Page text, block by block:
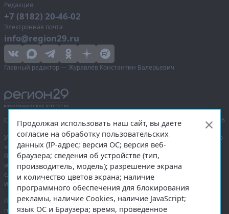
Редакция
+7 (8182) 20-46-02
Электронная почта
info@region29.ru
Главный редактор — Журавлёв Константин Валерьевич
Сетевое издание «Информационное агентство Регион 29»,
© 2016–2026
Учредитель — общество с ограниченной ответственностью «Агентство
«Правда Севера».
Выписка из реестра зарегистрированных средств массовой
информации:ЭЛ № ФС 77-74226от 09.11.2018 выдано Федеральной
службой по надзору в сфере связи, информационных технологий
и массовых коммуникаций (Роскомнадзор).
При полном или частичном использовании любых материалов
гиперссылка на region29.ruобязательна. Копирование материалов без
Продолжая использовать наш сайт, вы даете
согласие на обработку пользовательских
данных (IP-адрес; версия ОС; версия веб-
браузера; сведения об устройстве (тип,
производитель, модель); разрешение экрана
и количество цветов экрана; наличие
программного обеспечения для блокирования
рекламы, наличие Cookies, наличие JavaScript;
язык ОС и Браузера; время, проведенное